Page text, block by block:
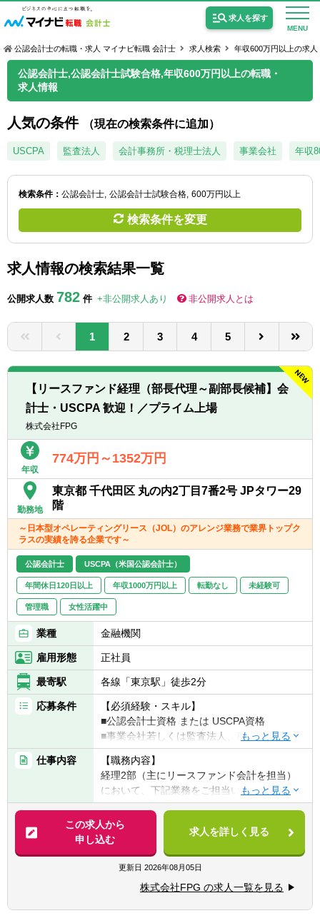
MENU
求人を探す
公認会計士試験合格向けの求人
USCPA（米国公認会計士）の求人
女性会計士の転職
個別転職相談会・セミナー
転職お役立ち情報
非公開求人とは？
公認会計士の転職・求人 マイナビ転職 会計士 求人検索 年収600万円以上の求人
公認会計士,公認会計士試験合格,年収600万円以上の転職・
求人情報
人気の条件 （現在の検索条件に追加）
USCPA 監査法人 会計事務所・税理士法人 事業会社 年収
検索条件： 公認会計士 公認会計士試験合格 600万円以上
検索条件を変更
求人情報の検索結果一覧
公開求人数 782 件 +非公開求人あり 非公開求人とは
1 2 3 4 5
【リースファンド経理（部長代理～副部長候補】会
計士・USCPA 歓迎！／プライム上場
株式会社FPG
年収
774万円～1352万円
勤務地
東京都 千代田区 丸の内2丁目7番2号 JPタワー29
階
～日本型オペレーティングリース（JOL）のアレンジ業務で業界トップク
ラスの実績を誇る企業です～
公認会計士 USCPA（米国公認会計士）
年間休日120日以上 年収1000万円以上 転勤なし 未経験可
管理職 女性活躍中
業種 金融機関
雇用形態 正社員
最寄駅 各線「東京駅」徒歩2分
応募条件
【必須経験・スキル】
■公認会計士資格 または USCPA資格
■事業会社若しくは監査法人、税理士法人、
会計事務所等での経理実務経験（10年以上）
■法人税・消費税等に関する税金計算実務経
験
■チームの成長を導くマネジメント・リーダ
ーシップ経験
【歓迎経験・スキル】
■税務申告書作成やＳＰＣ会計の業務経験
■業務・事務処理に関してシステム導入やツ
ール活用による業務効率化等を実現した経験
仕事内容
【職務内容】
経理2部（主にリースファンド会計を担当）
において、下記業務をご担当いただきます。
【具体的には】
■本型オペレーティング・リースの特別目的
会社（SPC）に関する実務（経理処理のみな
らず、会社設立から投資家への報告書作成、
税務申告に至るまで）
■チームメンバーの指導・育成、業務の進捗
管理を通じた組織体制の強化
この求人から
申し込む
求人を詳しく見る
更新日 2026年08月05日
株式会社FPG の求人一覧を見る